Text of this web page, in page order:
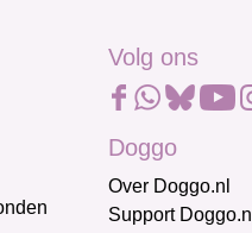
Volg ons
Doggo
Over Doggo.nl
Support Doggo.nl